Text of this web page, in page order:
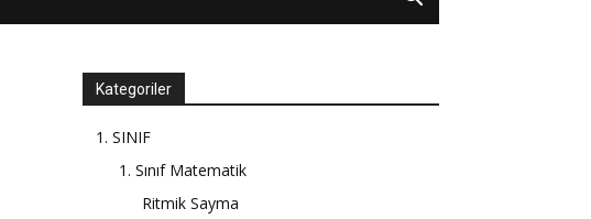
Kategoriler
1. SINIF
1. Sınıf Matematik
Ritmik Sayma